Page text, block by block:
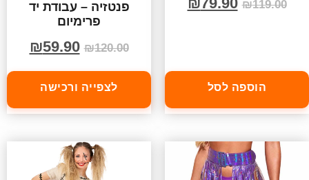
₪119.00
הוספה לסל
פנטזיה – עבודת יד
פרימיום
₪120.00
₪59.90
לצפייה ורכישה